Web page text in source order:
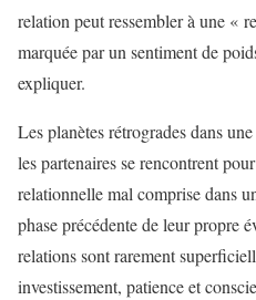
relation peut ressembler à une «
marquée par un sentiment de
expliquer.
Les planètes rétrogrades dans
les partenaires se rencontrent
relationnelle mal comprise dans
phase précédente de leur propre
relations sont rarement
investissement, patience et